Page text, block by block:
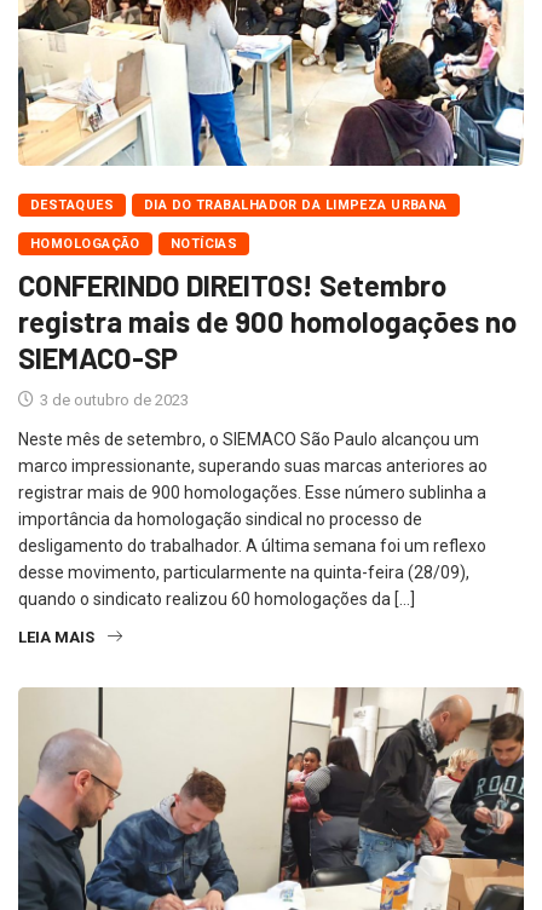
DESTAQUES DIA DO TRABALHADOR DA LIMPEZA URBANA
HOMOLOGAÇÃO NOTÍCIAS
CONFERINDO DIREITOS! Setembro
registra mais de 900 homologações no
SIEMACO-SP
3 de outubro de 2023
Neste mês de setembro, o SIEMACO São Paulo alcançou um
marco impressionante, superando suas marcas anteriores ao
registrar mais de 900 homologações. Esse número sublinha a
importância da homologação sindical no processo de
desligamento do trabalhador. A última semana foi um reflexo
desse movimento, particularmente na quinta-feira (28/09),
quando o sindicato realizou 60 homologações da […]
LEIA MAIS